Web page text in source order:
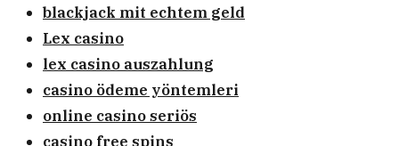
blackjack mit echtem geld
Lex casino
lex casino auszahlung
casino ödeme yöntemleri
online casino seriös
casino free spins